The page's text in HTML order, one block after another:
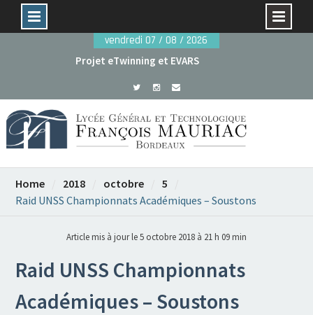
vendredi 07 / 08 / 2026
Projet eTwinning et EVARS
2026
Home 2018 octobre
5
Raid UNSS Championnats Académiques – Soustons
Article mis à jour le 5 octobre 2018 à 21 h 09 min
Raid UNSS Championnats
Académiques – Soustons